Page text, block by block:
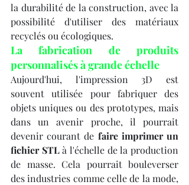
la durabilité de la construction, avec la
possibilité d'utiliser des matériaux
recyclés ou écologiques.
La fabrication de produits
personnalisés à grande échelle
Aujourd'hui, l'impression 3D est
souvent utilisée pour fabriquer des
objets uniques ou des prototypes, mais
dans un avenir proche, il pourrait
devenir courant de faire imprimer un
fichier STL à l'échelle de la production
de masse. Cela pourrait bouleverser
des industries comme celle de la mode,